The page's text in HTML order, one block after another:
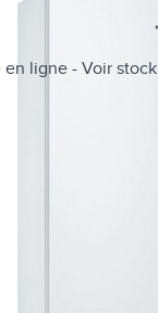
ligne - Voir